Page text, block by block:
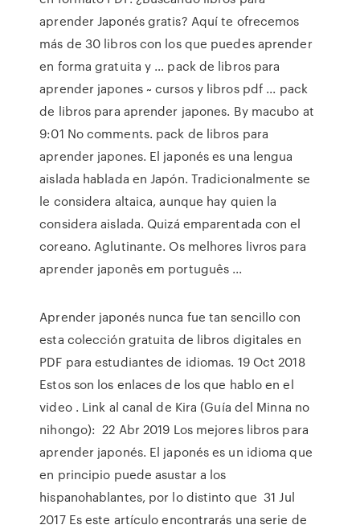
aprender Japonés gratis? Aquí te ofrecemos
más de 30 libros con los que puedes aprender
en forma gratuita y … pack de libros para
aprender japones ~ cursos y libros pdf ... pack
de libros para aprender japones. By macubo at
9:01 No comments. pack de libros para
aprender japones. El japonés es una lengua
aislada hablada en Japón. Tradicionalmente se
le considera altaica, aunque hay quien la
considera aislada. Quizá emparentada con el
coreano. Aglutinante. Os melhores livros para
aprender japonês em português ...
Aprender japonés nunca fue tan sencillo con
esta colección gratuita de libros digitales en
PDF para estudiantes de idiomas. 19 Oct 2018
Estos son los enlaces de los que hablo en el
video . Link al canal de Kira (Guía del Minna no
nihongo): 22 Abr 2019 Los mejores libros para
aprender japonés. El japonés es un idioma que
en principio puede asustar a los
hispanohablantes, por lo distinto que 31 Jul
2017 Es este artículo encontrarás una serie de